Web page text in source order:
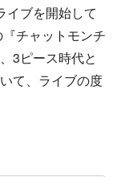
ブを開始して
チャットモンチ
3ピース時代と
て、ライブの度